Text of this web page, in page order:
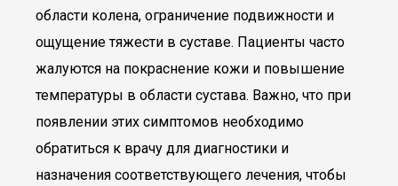
области колена, ограничение подвижности и
ощущение тяжести в суставе. Пациенты часто
жалуются на покраснение кожи и повышение
температуры в области сустава. Важно, что при
появлении этих симптомов необходимо
обратиться к врачу для диагностики и
назначения соответствующего лечения, чтобы